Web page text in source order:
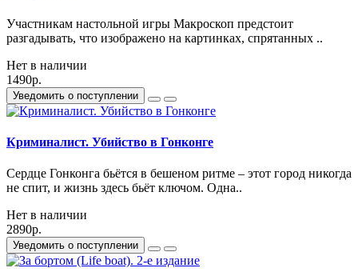
Участникам настольной игры Макроскоп предстоит
разгадывать, что изображено на картинках, спрятанных ..
Нет в наличии
1490р.
Уведомить о поступлении
Криминалист. Убийство в Гонконге
Сердце Гонконга бьётся в бешеном ритме – этот город никогда
не спит, и жизнь здесь бьёт ключом. Одна..
Нет в наличии
2890р.
Уведомить о поступлении